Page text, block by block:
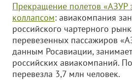
Прекращение полетов «АЗУР
коллапсом: авиакомпания
российского чартерного
перевезенных пассажиров
данным Росавиации,
российских авиакомпаний.
перевезла 3,7 млн человек.